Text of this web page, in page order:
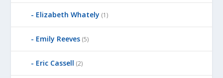
Elizabeth Whately (1)
Emily Reeves (5)
Eric Cassell (2)